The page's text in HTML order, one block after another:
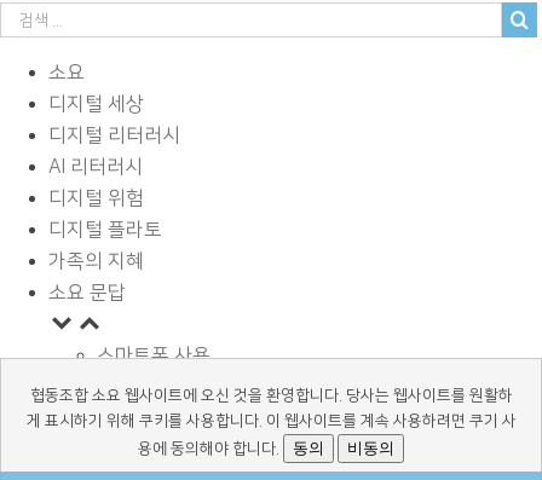
소요
디지털 세상
디지털 리터러시
AI 리터러시
디지털 위험
디지털 플라토
가족의 지혜
소요 문답
스마트폰 사용
사이버 괴롭힘
페이스북과 SNS
디지털과 학습
협동조합 소요 웹사이트에 오신 것을 환영합니다. 당사는 웹사이트를 원활하
게 표시하기 위해 쿠키를 사용합니다. 이 웹사이트를 계속 사용하려면 쿠기 사
용에 동의해야 합니다.
동의 비동의